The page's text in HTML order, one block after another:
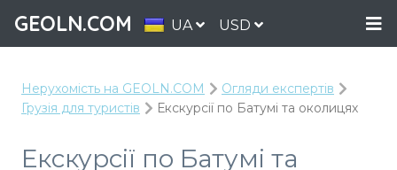
GEOLN.COM UA USD
Нерухомість на GEOLN.COM
Огляди експертів
Грузія для туристів
Екскурсії по Батумі та околицях
Екскурсії по Батумі та